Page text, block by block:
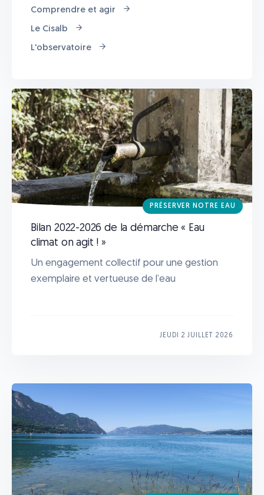
PRÉSERVER NOTRE EAU
Bilan 2022-2026 de la démarche « Eau
climat on agit ! »
Un engagement collectif pour une gestion
exemplaire et vertueuse de l’eau
JEUDI 2 JUILLET 2026
Comprendre et agir
Le Cisalb
L'observatoire